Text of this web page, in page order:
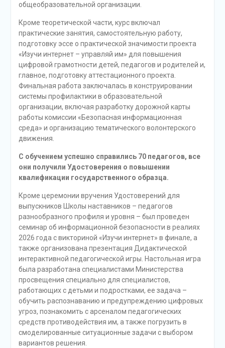
общеобразовательной организации.
Кроме теоретической части, курс включал
практические занятия, самостоятельную работу,
подготовку эссе о практической значимости проекта
«Изучи интернет – управляй им» для повышения
цифровой грамотности детей, педагогов и родителей и,
главное, подготовку аттестационного проекта.
Финальная работа заключалась в конструировании
системы профилактики в образовательной
организации, включая разработку дорожной карты
работы комиссии «Безопасная информационная
среда» и организацию тематического волонтерского
движения.
С обучением успешно справились 70 педагогов, все
они получили Удостоверения о повышении
квалификации государственного образца.
Кроме церемонии вручения Удостоверений для
выпускников Школы наставников – педагогов
разнообразного профиля и уровня – был проведен
семинар об информационной безопасности в реалиях
2026 года с викториной «Изучи интернет» в финале, а
также организована презентация Дидактической
интерактивной педагогической игры. Настольная игра
была разработана специалистами Министерства
просвещения специально для специалистов,
работающих с детьми и подростками, ее задача –
обучить распознаванию и предупреждению цифровых
угроз, познакомить с арсеналом педагогических
средств противодействия им, а также погрузить в
смоделированные ситуационные задачи с выбором
вариантов решения.